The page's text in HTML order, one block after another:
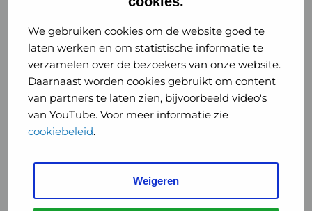
We gebruiken cookies om de website goed te
laten werken en om statistische informatie te
verzamelen over de bezoekers van onze website.
Daarnaast worden cookies gebruikt om content
van partners te laten zien, bijvoorbeeld video's
van YouTube. Voor meer informatie zie
cookiebeleid.
Weigeren
GGD GHOR Nederland roept mensen, waarbij
plannen, op om zich aan de basisregels
te houden: blijf binnen bij klachten,ga in
isolatie bij een positieve (zelf)test, houd
afstand, was handen en ventileer je huis
goed. Veel mensen bellen in de ochtend, dus
is het advies in de middag of avond te bellen.
Online kan viacoronatest.nl24 uur per dag
een afspraak worden gemaakt. Kies ook hier
een tijdstip waarop minder mensen online